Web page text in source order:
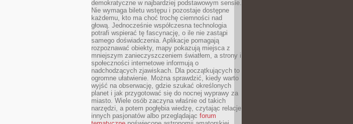
demokratyczne w najbardziej podstawowym sensie.
Nie wymaga biletu wstępu i pozostaje dostępne
każdemu, kto ma choć trochę ciemności nad
głową. Jednocześnie współczesna technologia
potrafi wspierać tę fascynację, o ile nie zastąpi
samego doświadczenia. Aplikacje pomagają
rozpoznawać obiekty, mapy pokazują miejsca z
mniejszym zanieczyszczeniem światłem, a strony i
społeczności internetowe informują o
nadchodzących zjawiskach. Dla początkujących to
ogromne ułatwienie. Można sprawdzić, kiedy warto
wyjść na obserwację, gdzie szukać określonych
planet i jak przygotować się do nocnej wyprawy za
miasto. Wiele osób zaczyna właśnie od takich
narzędzi, a potem pogłębia wiedzę, czytając relacje
innych pasjonatów albo przeglądając forum